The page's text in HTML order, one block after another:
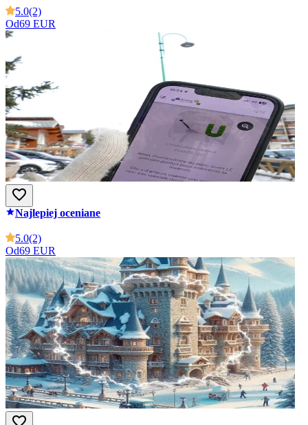
5.0(2)
Od69 EUR
Najlepiej oceniane
5.0(2)
Od69 EUR